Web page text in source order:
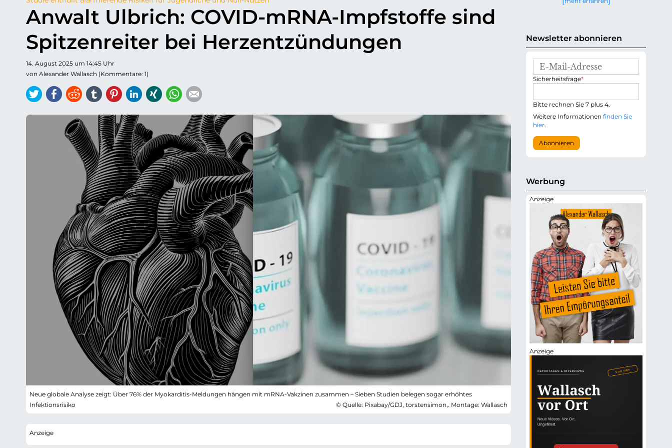
e
n
Anwalt Ulbrich: COVID-mRNA-Impfstoffe sind
Spitzenreiter bei Herzentzündungen
14. August 2025 um 14:45 Uhr
von Alexander Wallasch (Kommentare: 1)
TwitterFacebook
ReddittumblrPinterestLinkedIn
Xing WhatsApp
Neue globale Analyse zeigt: Über 76% der Myokarditis-Meldungen hängen mit mRNA-Vakzinen zusammen – Sieben Studien belegen sogar erhöhtes
Infektionsrisiko
© Quelle: Pixabay/GDJ, torstensimon,. Montage: Wallasch
Newsletter abonnieren
M
l
-
A
r
e
P
i
c
h
t
f
e
Sicherheitsfrage*
Bitte rechnen Sie 7 plus 4.
Weitere Informationen finden Sie
hier.
Abonnieren
Werbung